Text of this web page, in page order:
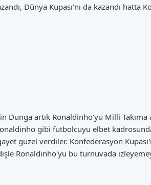
Dünya Kupası'nı da kazandı hatta
Dunga artık Ronaldinho'yu Milli
gibi futbolcuyu elbet
güzel verdiler. Konfederasyon
Ronaldinho'yu bu turnuvada